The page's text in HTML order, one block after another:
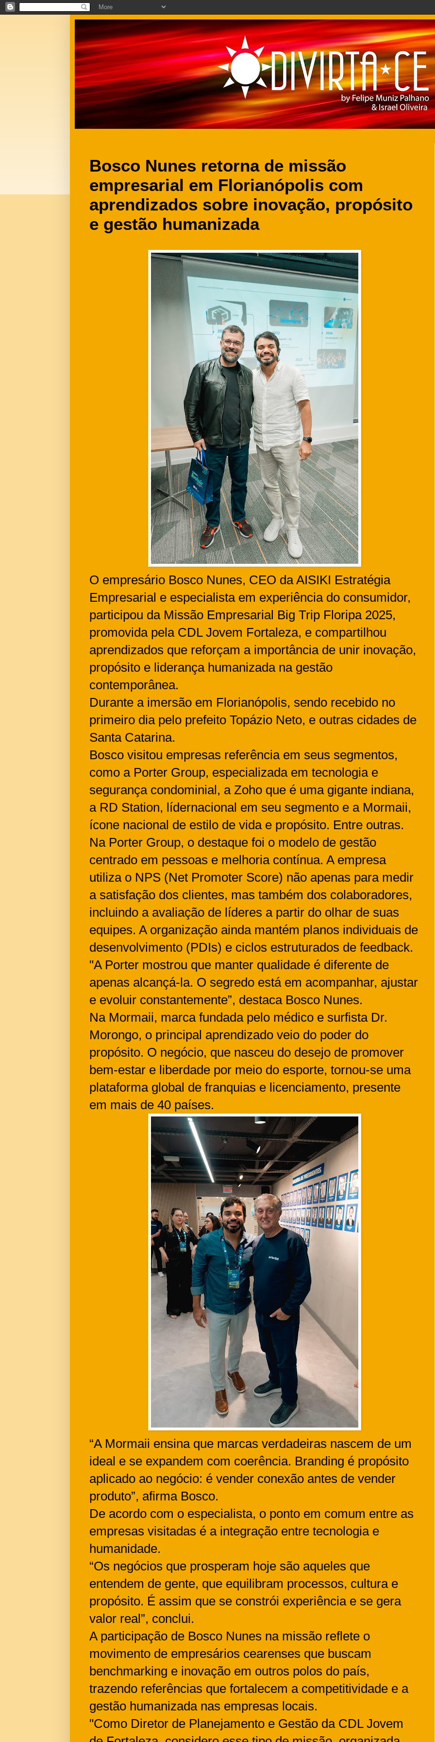
Bosco Nunes retorna de missão
empresarial em Florianópolis com
aprendizados sobre inovação, propósito
e gestão humanizada
O empresário Bosco Nunes, CEO da AISIKI Estratégia
Empresarial e especialista em experiência do consumidor,
participou da Missão Empresarial Big Trip Floripa 2025,
promovida pela CDL Jovem Fortaleza, e compartilhou
aprendizados que reforçam a importância de unir inovação,
propósito e liderança humanizada na gestão
contemporânea.
Durante a imersão em Florianópolis, sendo recebido no
primeiro dia pelo prefeito Topázio Neto, e outras cidades de
Santa Catarina.
Bosco visitou empresas referência em seus segmentos,
como a Porter Group, especializada em tecnologia e
segurança condominial, a Zoho que é uma gigante indiana,
a RD Station, lídernacional em seu segmento e a Mormaii,
ícone nacional de estilo de vida e propósito. Entre outras.
Na Porter Group, o destaque foi o modelo de gestão
centrado em pessoas e melhoria contínua. A empresa
utiliza o NPS (Net Promoter Score) não apenas para medir
a satisfação dos clientes, mas também dos colaboradores,
incluindo a avaliação de líderes a partir do olhar de suas
equipes. A organização ainda mantém planos individuais de
desenvolvimento (PDIs) e ciclos estruturados de feedback.
"A Porter mostrou que manter qualidade é diferente de
apenas alcançá-la. O segredo está em acompanhar, ajustar
e evoluir constantemente”, destaca Bosco Nunes.
Na Mormaii, marca fundada pelo médico e surfista Dr.
Morongo, o principal aprendizado veio do poder do
propósito. O negócio, que nasceu do desejo de promover
bem-estar e liberdade por meio do esporte, tornou-se uma
plataforma global de franquias e licenciamento, presente
em mais de 40 países.
“A Mormaii ensina que marcas verdadeiras nascem de um
ideal e se expandem com coerência. Branding é propósito
aplicado ao negócio: é vender conexão antes de vender
produto”, afirma Bosco.
De acordo com o especialista, o ponto em comum entre as
empresas visitadas é a integração entre tecnologia e
humanidade.
“Os negócios que prosperam hoje são aqueles que
entendem de gente, que equilibram processos, cultura e
propósito. É assim que se constrói experiência e se gera
valor real”, conclui.
A participação de Bosco Nunes na missão reflete o
movimento de empresários cearenses que buscam
benchmarking e inovação em outros polos do país,
trazendo referências que fortalecem a competitividade e a
gestão humanizada nas empresas locais.
"Como Diretor de Planejamento e Gestão da CDL Jovem